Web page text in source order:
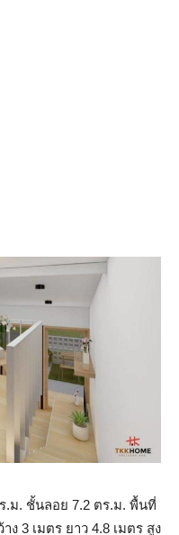
.ม. ชั้นลอย 7.2 ตร.ม. พื้นที่
3 เมตร ยาว 4.8 เมตร สูง